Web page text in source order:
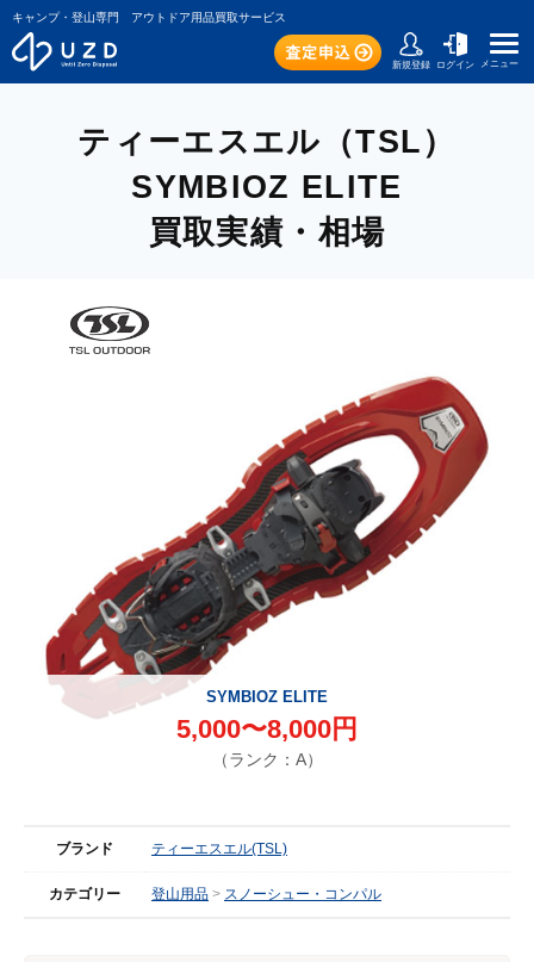
キャンプ・登山専門 アウトドア用品買取サービス
新規登録 ログイン メニュー
ティーエスエル（TSL）
SYMBIOZ ELITE
買取実績・相場
SYMBIOZ ELITE
5,000〜8,000円
（ランク：A）
ブランド ティーエスエル(TSL)
カテゴリー 登山用品 スノーシュー・コンパル